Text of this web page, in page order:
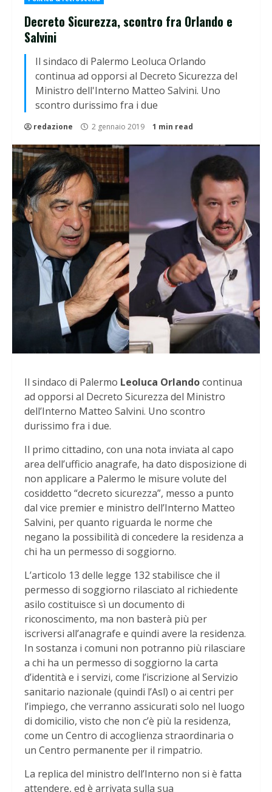
Decreto Sicurezza, scontro fra Orlando e
Salvini
Il sindaco di Palermo Leoluca Orlando
continua ad opporsi al Decreto Sicurezza del
Ministro dell'Interno Matteo Salvini. Uno
scontro durissimo fra i due
redazione 2 gennaio 2019 1 min read
Il sindaco di Palermo Leoluca Orlandocontinua
ad opporsi al Decreto Sicurezza del Ministro
dell’Interno Matteo Salvini. Uno scontro
durissimo fra i due.
Il primo cittadino, con una nota inviata al capo
area dell’ufficio anagrafe, ha dato disposizione di
non applicare a Palermo le misure volute del
cosiddetto “decreto sicurezza”, messo a punto
dal vice premier e ministro dell’Interno Matteo
Salvini, per quanto riguarda le norme che
negano la possibilità di concedere la residenza a
chi ha un permesso di soggiorno.
L’articolo 13 delle legge 132 stabilisce che il
permesso di soggiorno rilasciato al richiedente
asilo costituisce sì un documento di
riconoscimento, ma non basterà più per
iscriversi all’anagrafe e quindi avere la residenza.
In sostanza i comuni non potranno più rilasciare
a chi ha un permesso di soggiorno la carta
d’identità e i servizi, come l’iscrizione al Servizio
sanitario nazionale (quindi l’Asl) o ai centri per
l’impiego, che verranno assicurati solo nel luogo
di domicilio, visto che non c’è più la residenza,
come un Centro di accoglienza straordinaria o
un Centro permanente per il rimpatrio.
La replica del ministro dell’Interno non si è fatta
attendere, ed è arrivata sulla sua